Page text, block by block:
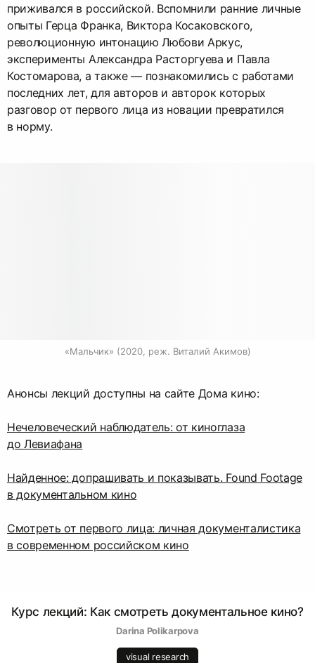
приживался в российской. Вспомнили ранние личные
опыты Герца Франка, Виктора Косаковского,
революционную интонацию Любови Аркус,
эксперименты Александра Расторгуева и Павла
Костомарова, а также — познакомились с работами
последних лет, для авторов и авторок которых
разговор от первого лица из новации превратился
в норму.
«Мальчик» (2020, реж. Виталий Акимов)
Анонсы лекций доступны на сайте Дома кино:
Нечеловеческий наблюдатель: от киноглаза
до Левиафана
Найденное: допрашивать и показывать. Found Footage
в документальном кино
Смотреть от первого лица: личная документалистика
в современном российском кино
Курс лекций: Как смотреть документальное кино?
Darina Polikarpova
visual research